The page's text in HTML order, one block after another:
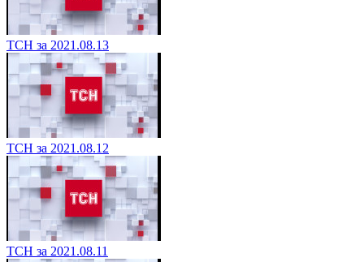
ТСН за 2021.08.13
ТСН за 2021.08.12
ТСН за 2021.08.11